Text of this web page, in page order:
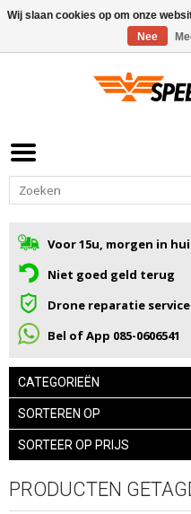
Voor 15u, morgen in
Niet goed geld terug
Drone reparatie service
Bel of App 085-0606541
CATEGORIEËN
SORTEREN OP
SORTEER OP PRIJS
PRODUCTEN
Wij slaan cookies op om onze
Nee